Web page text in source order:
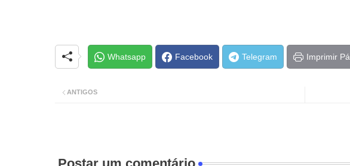
Whatsapp Facebook Telegram Imprimir
ANTIGOS